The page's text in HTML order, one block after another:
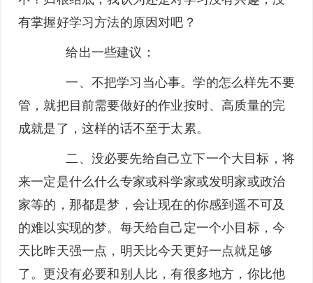
有掌握好学习方法的原因对吧？
给出一些建议：
一、不把学习当心事。学的怎么样先不要
管，就把目前需要做好的作业按时、高质量的完
成就是了，这样的话不至于太累。
二、没必要先给自己立下一个大目标，将
来一定是什么什么专家或科学家或发明家或政治
家等的，那都是梦，会让现在的你感到遥不可及
的难以实现的梦。每天给自己定一个小目标，今
天比昨天强一点，明天比今天更好一点就足够
了。更没有必要和别人比，有很多地方，你比他